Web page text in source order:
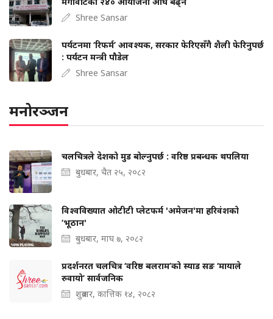
Shree Sansar
पर्यटनमा ‘रिफर्म’ आवश्यक, सरकार फेरिएसँगै शैली फेरिनुपर्छ
: पर्यटन मन्त्री पौडेल
Shree Sansar
मनोरञ्जन
चलचित्रले देशको मुड बोल्‍नुपर्छ : वरिष्ठ प्रबन्धक थपलिया
बुधबार, चैत २५, २०८२
विश्वविख्यात ओटीटी प्लेटफर्म 'अमेजन'मा हरिवंशको
‘भूठान'
बुधबार, माघ ७, २०८२
प्रदर्शनरत चलचित्र ‘वरिष्ठ बलराम’को स्याड सङ ‘मायाले
रुवायो’ सार्वजनिक
शुक्रबार, कात्तिक १४, २०८२